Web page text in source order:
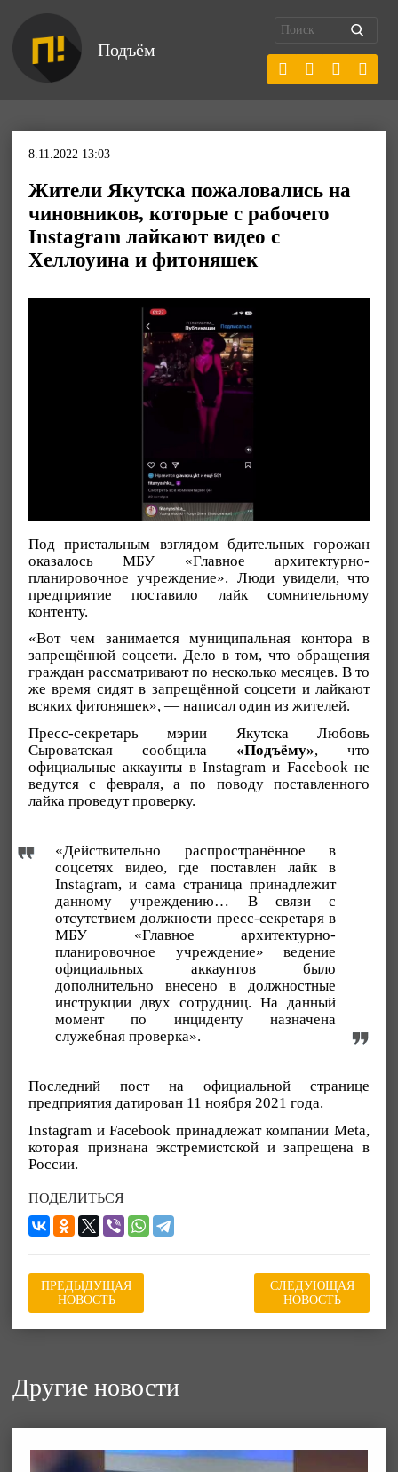
Подъём
8.11.2022 13:03
Жители Якутска пожаловались на
чиновников, которые с рабочего
Instagram лайкают видео с
Хеллоуина и фитоняшек
Под пристальным взглядом бдительных горожан
оказалось МБУ «Главное архитектурно-
планировочное учреждение». Люди увидели, что
предприятие поставило лайк сомнительному
контенту.
«Вот чем занимается муниципальная контора в
запрещённой соцсети. Дело в том, что обращения
граждан рассматривают по несколько месяцев. В то
же время сидят в запрещённой соцсети и лайкают
всяких фитоняшек», — написал один из жителей.
Пресс-секретарь мэрии Якутска Любовь
Сыроватская сообщила «Подъёму», что
официальные аккаунты в Instagram и Facebook не
ведутся с февраля, а по поводу поставленного
лайка проведут проверку.
«Действительно распространённое в
соцсетях видео, где поставлен лайк в
Instagram, и сама страница принадлежит
данному учреждению… В связи с
отсутствием должности пресс-секретаря в
МБУ «Главное архитектурно-
планировочное учреждение» ведение
официальных аккаунтов было
дополнительно внесено в должностные
инструкции двух сотрудниц. На данный
момент по инциденту назначена
служебная проверка».
Последний пост на официальной странице
предприятия датирован 11 ноября 2021 года.
Instagram и Facebook принадлежат компании Meta,
которая признана экстремистской и запрещена в
России.
ПОДЕЛИТЬСЯ
ПРЕДЫДУЩАЯ
НОВОСТЬ
СЛЕДУЮЩАЯ
НОВОСТЬ
Другие новости